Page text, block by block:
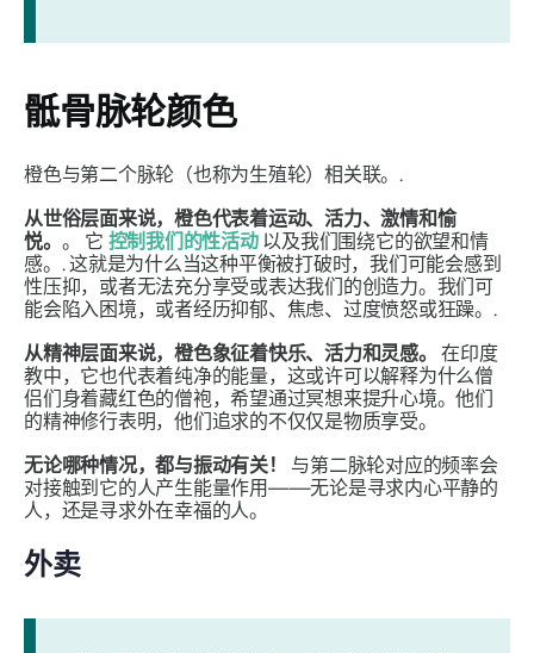
骶骨脉轮颜色
橙色与第二个脉轮（也称为生殖轮）相关联。.
从世俗层面来说，橙色代表着运动、活力、激情和愉
悦。 。 它 控制我们的性活动以及我们围绕它的欲望和情
感。.这就是为什么当这种平衡被打破时，我们可能会感到
性压抑，或者无法充分享受或表达我们的创造力。我们可
能会陷入困境，或者经历抑郁、焦虑、过度愤怒或狂躁。.
从精神层面来说，橙色象征着快乐、活力和灵感。
在印度
教中，它也代表着纯净的能量，这或许可以解释为什么僧
侣们身着藏红色的僧袍，希望通过冥想来提升心境。他们
的精神修行表明，他们追求的不仅仅是物质享受。
无论哪种情况，都与振动有关！
与第二脉轮对应的频率会
对接触到它的人产生能量作用——无论是寻求内心平静的
人，还是寻求外在幸福的人。
外卖